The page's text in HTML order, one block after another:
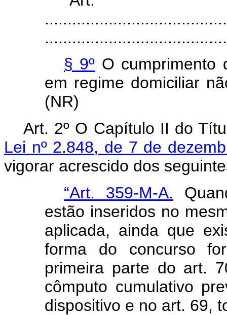
§ 9º O cumprimento
em regime domiciliar
(NR)
Art. 2º O Capítulo II do
Lei nº 2.848, de 7 de
vigorar acrescido dos
“Art. 359-M-A.
estão inseridos no
aplicada, ainda que
forma do concurso
primeira parte do art.
cômputo cumulativo
dispositivo e no art. 69,